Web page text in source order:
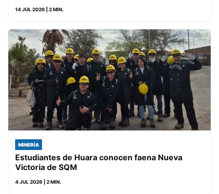
14 JUL 2026 | 2 MIN.
MINERÍA
Estudiantes de Huara conocen faena Nueva
Victoria de SQM
4 JUL 2026 | 2 MIN.